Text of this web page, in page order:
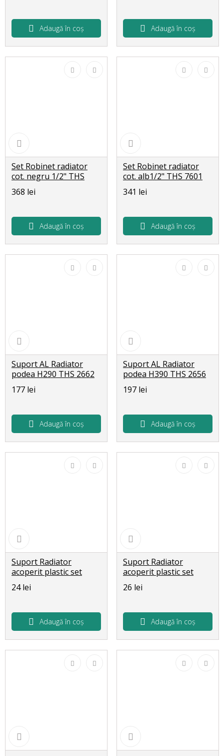
Adaugă în coș Adaugă în coș
Set Robinet radiator
cot. negru 1/2" THS
7600
368 lei
Adaugă în coș
Set Robinet radiator
cot. alb1/2" THS 7601
341 lei
Adaugă în coș
Suport AL Radiator
podea H290 THS 2662
177 lei
Adaugă în coș
Suport AL Radiator
podea H390 THS 2656
197 lei
Adaugă în coș
Suport Radiator
acoperit plastic set
9x170 THS 89932
24 lei
Adaugă în coș
Suport Radiator
acoperit plastic set
9x195 THS 89942
26 lei
Adaugă în coș